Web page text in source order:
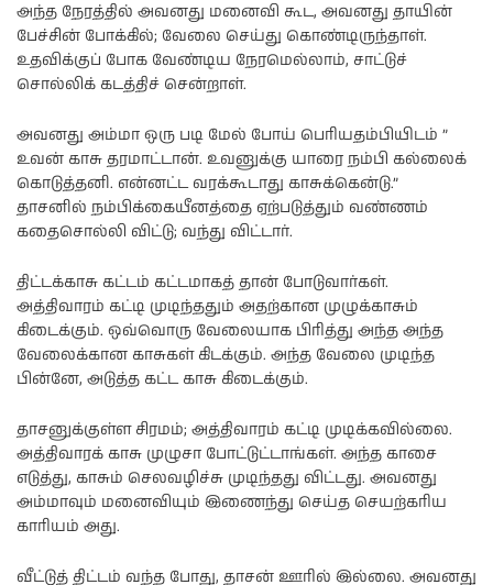
அந்த நேரத்தில் அவனது மனைவி கூட, அவனது தாயின்
பேச்சின் போக்கில்; வேலை செய்து கொண்டிருந்தாள்.
உதவிக்குப் போக வேண்டிய நேரமெல்லாம், சாட்டுச்
சொல்லிக் கடத்திச் சென்றாள்.
அவனது அம்மா ஒரு படி மேல் போய் பெரியதம்பியிடம் ”
உவன் காசு தரமாட்டான். உவனுக்கு யாரை நம்பி கல்லைக்
கொடுத்தனி. என்னட்ட வரக்கூடாது காசுக்கென்டு.”
தாசனில் நம்பிக்கையீனத்தை ஏற்படுத்தும் வண்ணம்
கதைசொல்லி விட்டு; வந்து விட்டார்.
திட்டக்காசு கட்டம் கட்டமாகத் தான் போடுவார்கள்.
அத்திவாரம் கட்டி முடிந்ததும் அதற்கான முழுக்காசும்
கிடைக்கும். ஒவ்வொரு வேலையாக பிரித்து அந்த அந்த
வேலைக்கான காசுகள் கிடக்கும். அந்த வேலை முடிந்த
பின்னே, அடுத்த கட்ட காசு கிடைக்கும்.
தாசனுக்குள்ள சிரமம்; அத்திவாரம் கட்டி முடிக்கவில்லை.
அத்திவாரக் காசு முழுசா போட்டுட்டாங்கள். அந்த காசை
எடுத்து, காசும் செலவழிச்சு முடிந்தது விட்டது. அவனது
அம்மாவும் மனைவியும் இணைந்து செய்த செயற்கரிய
காரியம் அது.
வீட்டுத் திட்டம் வந்த போது, தாசன் ஊரில் இல்லை. அவனது